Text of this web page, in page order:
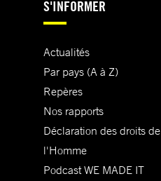
S'INFORMER
Actualités
Par pays (A à Z)
Repères
Nos rapports
Déclaration des droits de
l'Homme
Podcast WE MADE IT